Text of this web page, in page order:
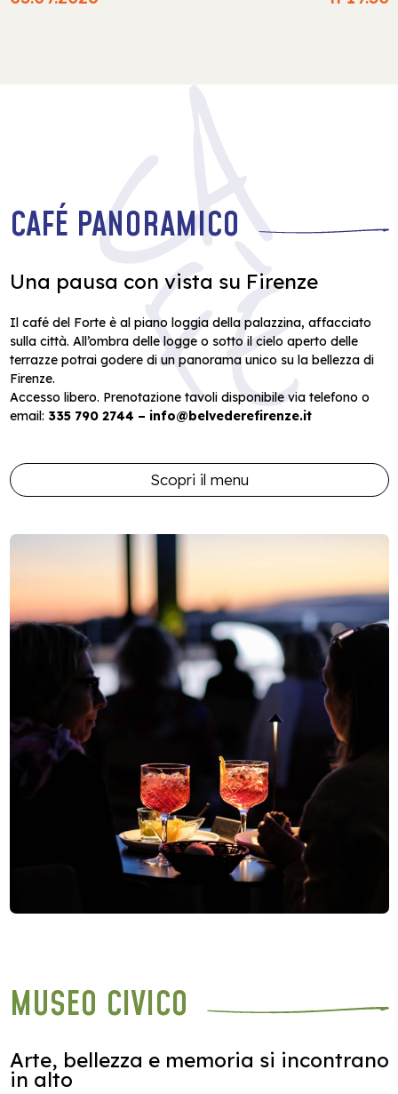
CAFÉ PANORAMICO
Una pausa con vista su Firenze
Il café del Forte è al piano loggia della palazzina, affacciato
sulla città. All’ombra delle logge o sotto il cielo aperto delle
terrazze potrai godere di un panorama unico su la bellezza di
Firenze.
Accesso libero. Prenotazione tavoli disponibile via telefono o
email: 335 790 2744 – info@belvederefirenze.it
Scopri il menu
MUSEO CIVICO
Arte, bellezza e memoria si incontrano
in alto